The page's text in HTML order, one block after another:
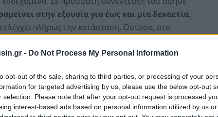
- Do Not Process My Personal Information
opt-out of the sale, sharing to third parties, or processing of your
for targeted advertising by us, please use the below opt-out
selection. Please note that after your opt-out request is processed
interest-based ads based on personal information utilized by us
στην εξουσία για έως και μία δεκαετία,
ελέγχει πλήρως την κατάσταση. Ωστόσο, στο
προειδοποιώντας ότι, αν δεν υπάρξει
διατεθειμένη να προσπαθήσει η ίδια να
ηγεσίας.